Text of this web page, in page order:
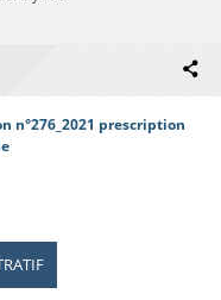
n°276_2021 prescription